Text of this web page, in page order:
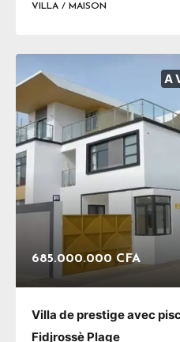
VILLA / MAISON
A
685.000.000 CFA
Villa de prestige avec
Fidjrossè Plage